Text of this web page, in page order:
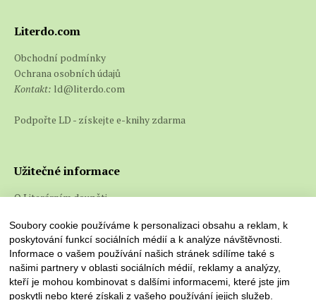
Literdo.com
Obchodní podmínky
Ochrana osobních údajů
Kontakt: ld@literdo.com
Podpořte LD - získejte e-knihy zdarma
Užitečné informace
O Literárním doupěti
Soubory cookie používáme k personalizaci obsahu a reklam, k
poskytování funkcí sociálních médií a k analýze návštěvnosti.
Informace o vašem používání našich stránek sdílíme také s
našimi partnery v oblasti sociálních médií, reklamy a analýzy,
kteří je mohou kombinovat s dalšími informacemi, které jste jim
poskytli nebo které získali z vašeho používání jejich služeb.